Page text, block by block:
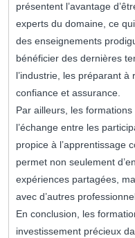
présentent l’avantage
experts du domaine, ce
des enseignements
bénéficier des dernières
l’industrie, les préparant
confiance et assurance.
Par ailleurs, les
l’échange entre les
propice à l’apprentissage
permet non seulement
expériences partagées,
avec d’autres
En conclusion, les
investissement précieux